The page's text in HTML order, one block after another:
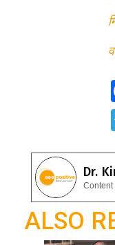
Dr.
Content
ALSO